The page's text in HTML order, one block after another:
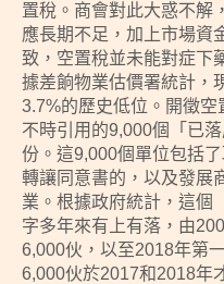
置稅。商會對此大惑不解
應長期不足，加上市場資
致，空置稅並未能對症
據差餉物業估價署統計，
3.7%的歷史低位。開徵
不時引用的9,000個「已
份。這9,000個單位包括
轉讓同意書的，以及發展
業。根據政府統計，這個
字多年來有上有落，由
6,000伙，以至2018年第
6,000伙於2017和2018年